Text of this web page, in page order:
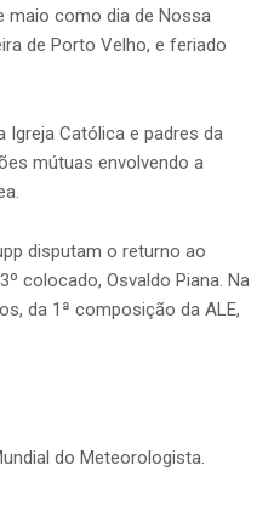
maio como dia de Nossa
de Porto Velho, e feriado
Igreja Católica e padres da
mútuas envolvendo a
disputam o returno ao
colocado, Osvaldo Piana. Na
da 1ª composição da ALE,
do Meteorologista.